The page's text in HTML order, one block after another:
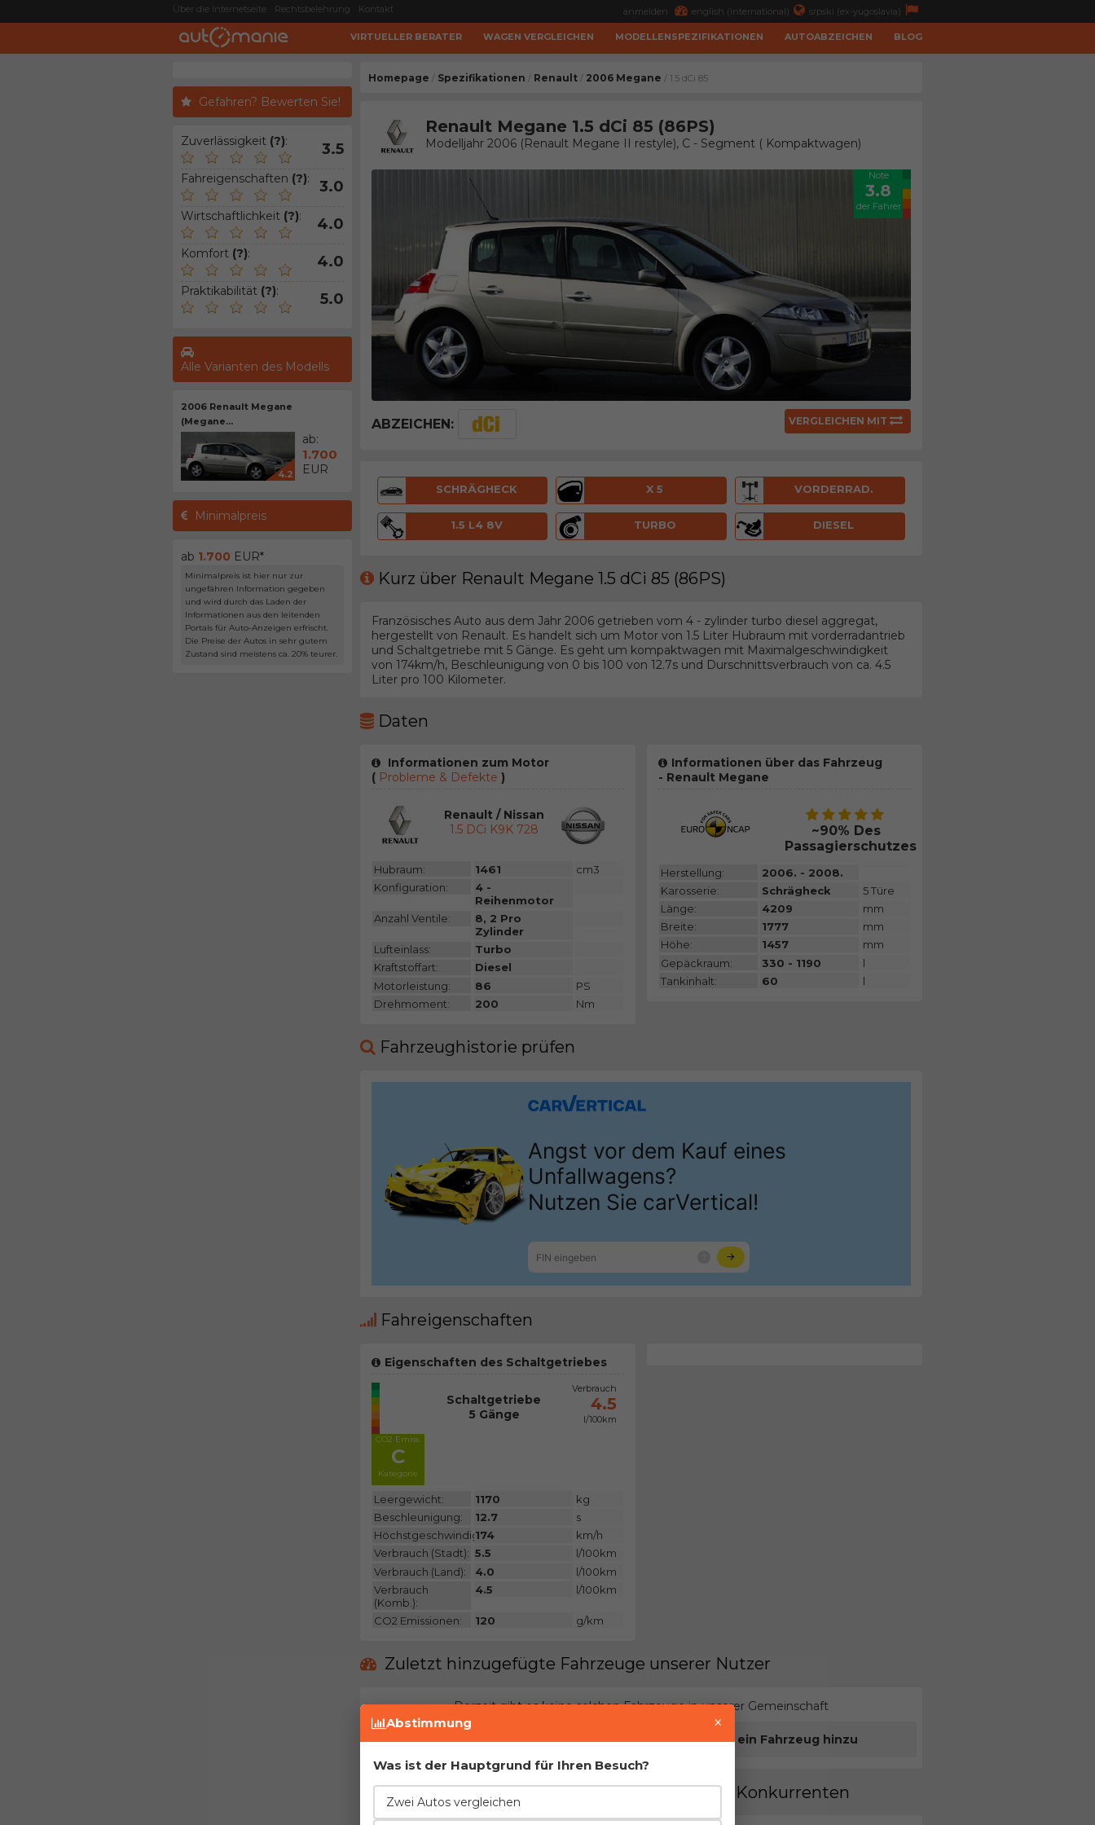
Über die Internetseite Rechtsbelehrung Kontakt anmelden english (international) srpski (ex-yugoslavia)
VIRTUELLER BERATER WAGEN VERGLEICHEN MODELLENSPEZIFIKATIONEN AUTOABZEICHEN BLOG
Gefahren? Bewerten Sie!
Zuverlässigkeit (?): 3.5
Fahreigenschaften (?): 3.0
Wirtschaftlichkeit (?): 4.0
Komfort (?): 4.0
Praktikabilität (?): 5.0
Alle Varianten des Modells
2006 Renault Megane
(Megane...
4.2
ab:
1.700
EUR
Minimalpreis
ab 1.700 EUR*
Minimalpreis ist hier nur zur
ungefähren Information gegeben
und wird durch das Laden der
Informationen aus den leitenden
Portals für Auto-Anzeigen erfrischt.
Die Preise der Autos in sehr gutem
Zustand sind meistens ca. 20% teurer.
Homepage / Spezifikationen / Renault / 2006 Megane / 1.5 dCi 85
Renault Megane 1.5 dCi 85 (86PS)
Modelljahr 2006 (Renault Megane II restyle), C - Segment ( Kompaktwagen)
Note
3.8
der Fahrer
ABZEICHEN: VERGLEICHEN MIT
SCHRÄGHECK X 5 VORDERRAD.
1.5 L4 8V TURBO DIESEL
Kurz über Renault Megane 1.5 dCi 85 (86PS)
Französisches Auto aus dem Jahr 2006 getrieben vom 4 - zylinder turbo diesel aggregat,
hergestellt von Renault. Es handelt sich um Motor von 1.5 Liter Hubraum mit vorderradantrieb
und Schaltgetriebe mit 5 Gänge. Es geht um kompaktwagen mit Maximalgeschwindigkeit
von 174km/h, Beschleunigung von 0 bis 100 von 12.7s und Durschnittsverbrauch von ca. 4.5
Liter pro 100 Kilometer.
Daten
Informationen zum Motor
(Probleme & Defekte )
Renault / Nissan
1.5 DCi K9K 728
Hubraum: 1461
cm3
Konfiguration:
4 -
Reihenmotor
Anzahl Ventile:
8, 2 Pro
Zylinder
Lufteinlass:
Turbo
Kraftstoffart:
Diesel
Motorleistung:
86
PS
Drehmoment:
200 Nm
Informationen über das Fahrzeug
- Renault Megane
~90% Des
Passagierschutzes
Herstellung:
2006. - 2008.
Karosserie:
Schrägheck
5 Türe
Länge:
4209
mm
Breite:
1777
mm
Höhe:
1457
mm
Gepäckraum:
330 - 1190
l
Tankinhalt:
60 l
Fahrzeughistorie prüfen
Fahreigenschaften
Eigenschaften des Schaltgetriebes
CO2 Emiss.
C
Kategorie
Schaltgetriebe
5 Gänge
Verbrauch
4.5
l/100km
Leergewicht: 1170
kg
Beschleunigung:
12.7
s
Höchstgeschwindigkeit:
174
km/h
Verbrauch (Stadt): 5.5
l/100km
Verbrauch (Land):
4.0
l/100km
Verbrauch
(Komb.):
4.5 l/100km
CO2 Emissionen: 120 g/km
Zuletzt hinzugefügte Fahrzeuge unserer Nutzer
Derzeit gibt es keine solchen Fahrzeuge in unserer Gemeinschaft
Treten Sie der Gemeinschaft bei und fügen Sie ein Fahrzeug hinzu
Vor- und Nachteile im Vergleich zur direkten Konkurrenten
Abstimmung ×
Was ist der Hauptgrund für Ihren Besuch?
Zwei Autos vergleichen